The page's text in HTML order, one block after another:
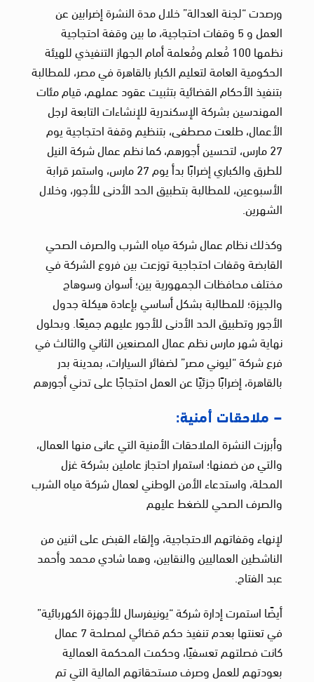
ورصدت “لجنة العدالة” خلال مدة النشرة إضرابين عن
العمل و 5 وقفات احتجاجية، ما بين وقفة احتجاجية
نظمها 100 مُعلم ومُعلمة أمام الجهاز التنفيذي للهيئة
الحكومية العامة لتعليم الكبار بالقاهرة في مصر، للمطالبة
بتنفيذ الأحكام القضائية بتثبيت عقود عملهم، قيام مئات
المهندسين بشركة الإسكندرية للإنشاءات التابعة لرجل
الأعمال، طلعت مصطفى، بتنظيم وقفة احتجاجية يوم
27 مارس، لتحسين أجورهم، كما نظم عمال شركة النيل
للطرق والكباري إضرابًا بدأ يوم 27 مارس، واستمر قرابة
الأسبوعين، للمطالبة بتطبيق الحد الأدنى للأجور، وخلال
الشهرين.
وكذلك نظام عمال شركة مياه الشرب والصرف الصحي
القابضة وقفات احتجاجية توزعت بين فروع الشركة في
مختلف محافظات الجمهورية بين؛ أسوان وسوهاج
والجيزة؛ للمطالبة بشكل أساسي بإعادة هيكلة جدول
الأجور وتطبيق الحد الأدنى للأجور عليهم جميعًا. وبحلول
نهاية شهر مارس نظم عمال المصنعين الثاني والثالث في
فرع شركة “ليوني مصر” لضفائر السيارات، بمدينة بدر
بالقاهرة، إضرابًا جزئيًا عن العمل احتجاجًا على تدني أجورهم
– ملاحقات أمنية:
وأبرزت النشرة الملاحقات الأمنية التي عانى منها العمال،
والتي من ضمنها؛ استمرار احتجاز عاملين بشركة غزل
المحلة، واستدعاء الأمن الوطني لعمال شركة مياه الشرب
والصرف الصحي للضغط عليهم
لإنهاء وقفاتهم الاحتجاجية، وإلقاء القبض على اثنين من
الناشطين العماليين والنقابين، وهما شادي محمد وأحمد
عبد الفتاح.
أيضًا استمرت إدارة شركة “يونيفرسال للأجهزة الكهربائية”
في تعنتها بعدم تنفيذ حكم قضائي لمصلحة 7 عمال
كانت فصلتهم تعسفيًا، وحكمت المحكمة العمالية
بعودتهم للعمل وصرف مستحقاتهم المالية التي تم